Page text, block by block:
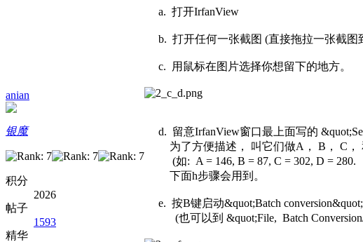
anian
银魔
积分
2026
帖子
1593
精华
a. 打开IrfanView
b. 打开任何一张截图 (直接拖拉一张截图
c. 用鼠标在图片选择你想留下的地方。
d. 留意IrfanView窗口最上面写的
为了方便描述， 叫它们做A， B， C，
(如: A = 146, B = 87, C = 302, D = 280.
下面h步骤会用到。
e. 按B键启动&quot;Batch
(也可以到 &quot;File, Batch Conversion/